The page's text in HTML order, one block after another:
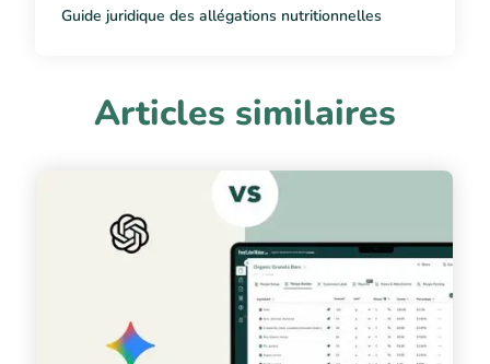
Guide juridique des allégations nutritionnelles
Articles similaires